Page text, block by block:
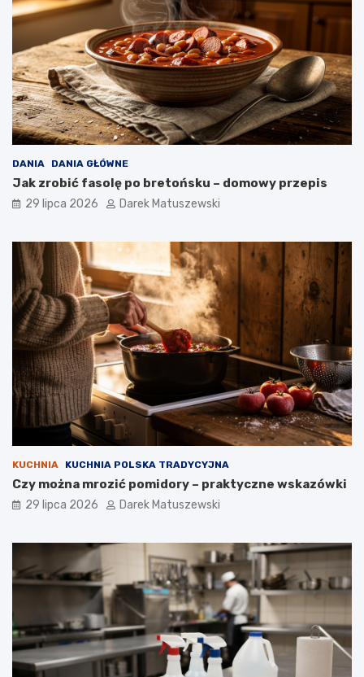
DANIA DANIA GŁÓWNE
Jak zrobić fasolę po bretońsku – domowy przepis
29 lipca 2026 Darek Matuszewski
KUCHNIA KUCHNIA POLSKA TRADYCYJNA
Czy można mrozić pomidory – praktyczne wskazówki
29 lipca 2026 Darek Matuszewski